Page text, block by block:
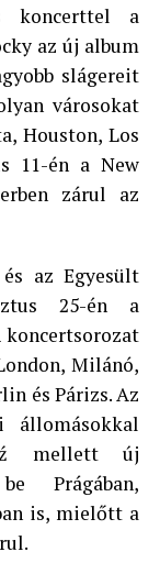
koncerttel a
az új album
slágereit
városokat
Houston, Los
11-én a New
zárul az
az Egyesült
25-én a
koncertsorozat
Milánó,
és Párizs. Az
állomásokkal
mellett új
Prágában,
is, mielőtt a